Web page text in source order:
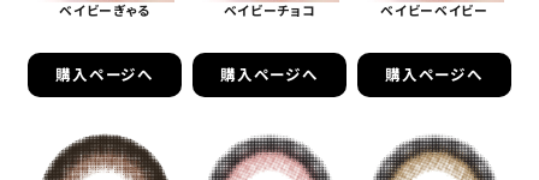
ベイビーぎゃる
購入ページへ
ベイビーチョコ
購入ページへ
ベイビーベイビー
購入ページへ